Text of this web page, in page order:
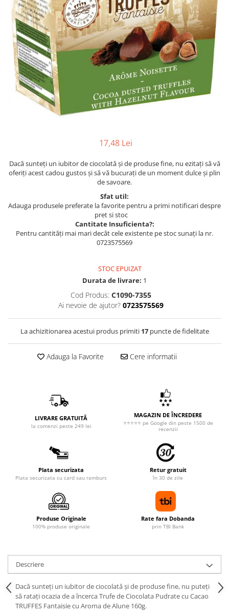
17,48 Lei
Dacă sunteți un iubitor de ciocolată și de produse fine, nu ezitați să vă
oferiți acest cadou gustos și să vă bucurați de un moment dulce și plin
de savoare.
Sfat util:
Adauga produsele preferate la favorite pentru a primi notificari despre
pret si stoc
Cantitate Insuficienta?:
Pentru cantități mai mari decât cele existente pe stoc sunați la nr.
0723575569
STOC EPUIZAT
Durata de livrare: 1
Cod Produs: C1090-7355
Ai nevoie de ajutor? 0723575569
La achizitionarea acestui produs primiti 17puncte de fidelitate
Adauga la Favorite Cere informatii
LIVRARE GRATUITĂ
la comenzi peste 249 lei
MAGAZIN DE ÎNCREDERE
⭐⭐⭐⭐⭐ pe Google din peste 1500 de
recenzii
Plata securizata
Plata securizata cu card sau ramburs
Retur gratuit
în 30 de zile
Produse Originale
100% produse originale
Rate fara Dobanda
prin TBI Bank
Descriere
Dacă sunteți un iubitor de ciocolată și de produse fine, nu puteți
să ratați ocazia de a încerca Trufe de Ciocolata Pudrate cu Cacao
TRUFFES Fantaisie cu Aroma de Alune 160g.